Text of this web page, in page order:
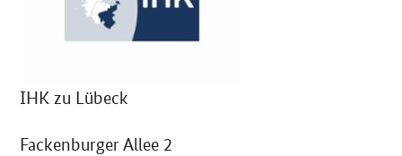
IHK zu Lübeck
Fackenburger Allee 2